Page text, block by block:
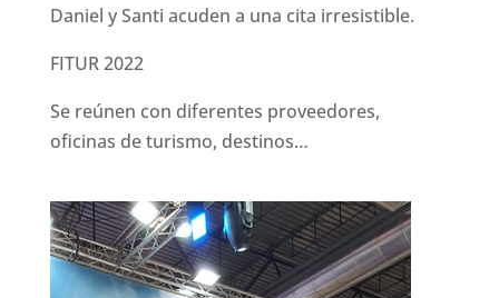
Daniel y Santi acuden a una cita irresistible.
FITUR 2022
Se reúnen con diferentes proveedores,
oficinas de turismo, destinos…